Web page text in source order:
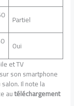
Partiel
Oui
et TV
son smartphone
Il note la
autéléchargement